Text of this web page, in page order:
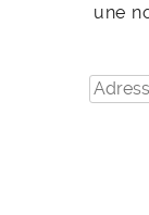
une
e-